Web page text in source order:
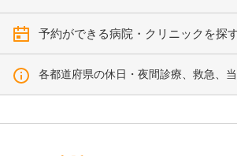
予約ができる病院・クリニックを探
各都道府県の休日・夜間診療、救急、